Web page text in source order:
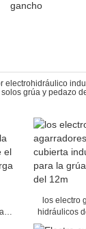
electrohidráulico
grúa y pedazo
los electro
hidráulicos
25T/atacan